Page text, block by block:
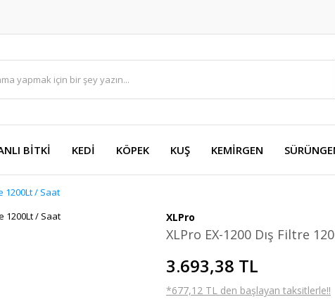
BİTKİ KEDİ KÖPEK KUŞ KEMİRGEN
1200Lt / Saat
XLPro
XLPro EX-1200 Dış Filtre
3.693,38 TL
*677,12 TL den başlayan taksitlerle!!